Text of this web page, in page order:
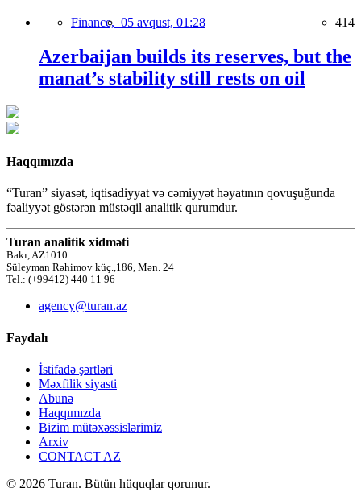
Finance, 05 avqust, 01:28 414
Azerbaijan builds its reserves, but the
manat’s stability still rests on oil
Haqqımızda
“Turan” siyasət, iqtisadiyyat və cəmiyyət həyatının qovuşuğunda
fəaliyyət göstərən müstəqil analitik qurumdur.
Turan analitik xidməti
Bakı, AZ1010
Süleyman Rəhimov küç.,186, Mən. 24
Tel.: (+99412) 440 11 96
agency@turan.az
Faydalı
İstifadə şərtləri
Məxfilik siyasti
Abunə
Haqqımızda
Bizim mütəxəssislərimiz
Arxiv
CONTACT AZ
© 2026 Turan. Bütün hüquqlar qorunur.